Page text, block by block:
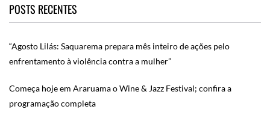
POSTS RECENTES
“Agosto Lilás: Saquarema prepara mês inteiro de ações pelo
enfrentamento à violência contra a mulher”
Começa hoje em Araruama o Wine & Jazz Festival; confira a
programação completa